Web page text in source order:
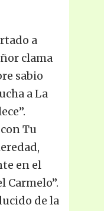
a
clama
sabio
a La
Tu
en el
Carmelo”.
de la